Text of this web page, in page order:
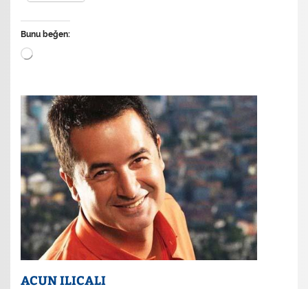
Bunu beğen:
Yükleniyor...
ACUN ILICALI